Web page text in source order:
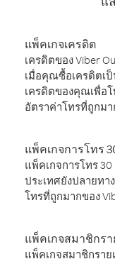
แพ็คเกจเครดิต
เครดิตของ Viber
เมื่อคุณซื้อเครดิตเ
เครดิตของคุณเพื่อ
อัตราค่าโทรที่ถูกมา
แพ็คเกจการโทร
แพ็คเกจการโทร
ประเทศยังปลายทา
โทรที่ถูกมากของ
แพ็คเกจสมาชิกรา
แพ็คเกจสมาชิกรา